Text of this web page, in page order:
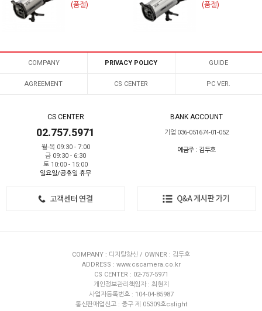
(품절) (품절)
COMPANY PRIVACY POLICY GUIDE
AGREEMENT CS CENTER PC VER.
CS CENTER
02.757.5971
월-목 09:30 - 7:00
금 09:30 - 6:30
토 10:00 - 15:00
일요일/공휴일 휴무
BANK ACCOUNT
기업 036-051674-01-052
예금주 : 김두호
COMPANY : 디지탈창신 / OWNER : 김두호
ADDRESS : www.cscamera.co.kr
CS CENTER : 02-757-5971
개인정보관리책임자 : 최현지
사업자등록번호 : 104-04-85987
통신판매업신고 : 중구 제 05309호cslight